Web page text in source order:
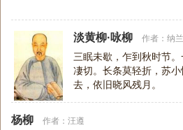
淡黄柳·咏柳 作者： 纳
三眠未歇，乍到秋时节
凄切。长条莫轻折，苏
去，依旧晓风残月。
杨柳 作者： 汪遵